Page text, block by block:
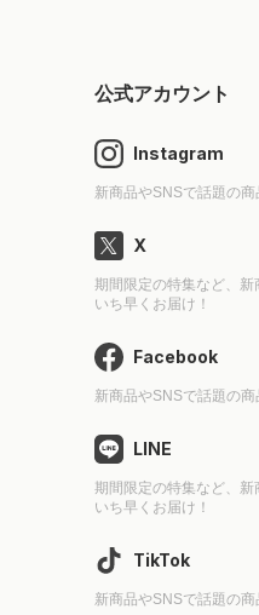
公式アカウント
Instagram
新商品やSNSで話題の
X
期間限定の特集など、
いち早くお届け！
Facebook
新商品やSNSで話題の
LINE
期間限定の特集など、
いち早くお届け！
TikTok
新商品やSNSで話題の